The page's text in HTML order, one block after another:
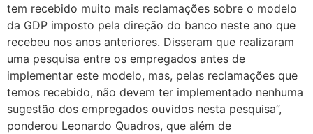
tem recebido muito mais reclamações sobre o modelo
da GDP imposto pela direção do banco neste ano que
recebeu nos anos anteriores. Disseram que realizaram
uma pesquisa entre os empregados antes de
implementar este modelo, mas, pelas reclamações que
temos recebido, não devem ter implementado nenhuma
sugestão dos empregados ouvidos nesta pesquisa”,
ponderou Leonardo Quadros, que além de